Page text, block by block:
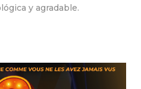
y agradable.